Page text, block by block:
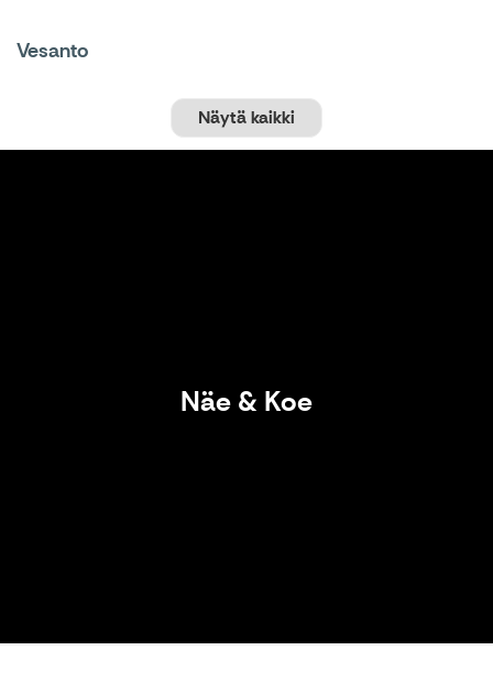
Vesanto
Näytä kaikki
Näe & Koe